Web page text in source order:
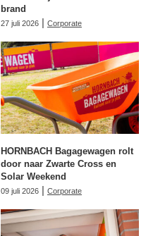
brand
27 juli 2026 | Corporate
HORNBACH Bagagewagen rolt
door naar Zwarte Cross en
Solar Weekend
09 juli 2026 | Corporate